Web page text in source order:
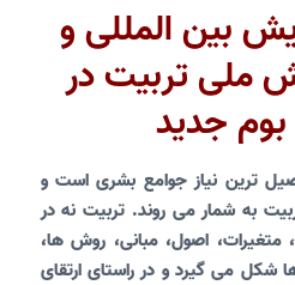
بین المللی و
ملی تربیت در
جدید
ترین نیاز جوامع بشری است و
به شمار می روند. تربیت نه در
متغیرات، اصول، مبانی، روش ها،
ها شکل می گیرد و در راستای ارتقای